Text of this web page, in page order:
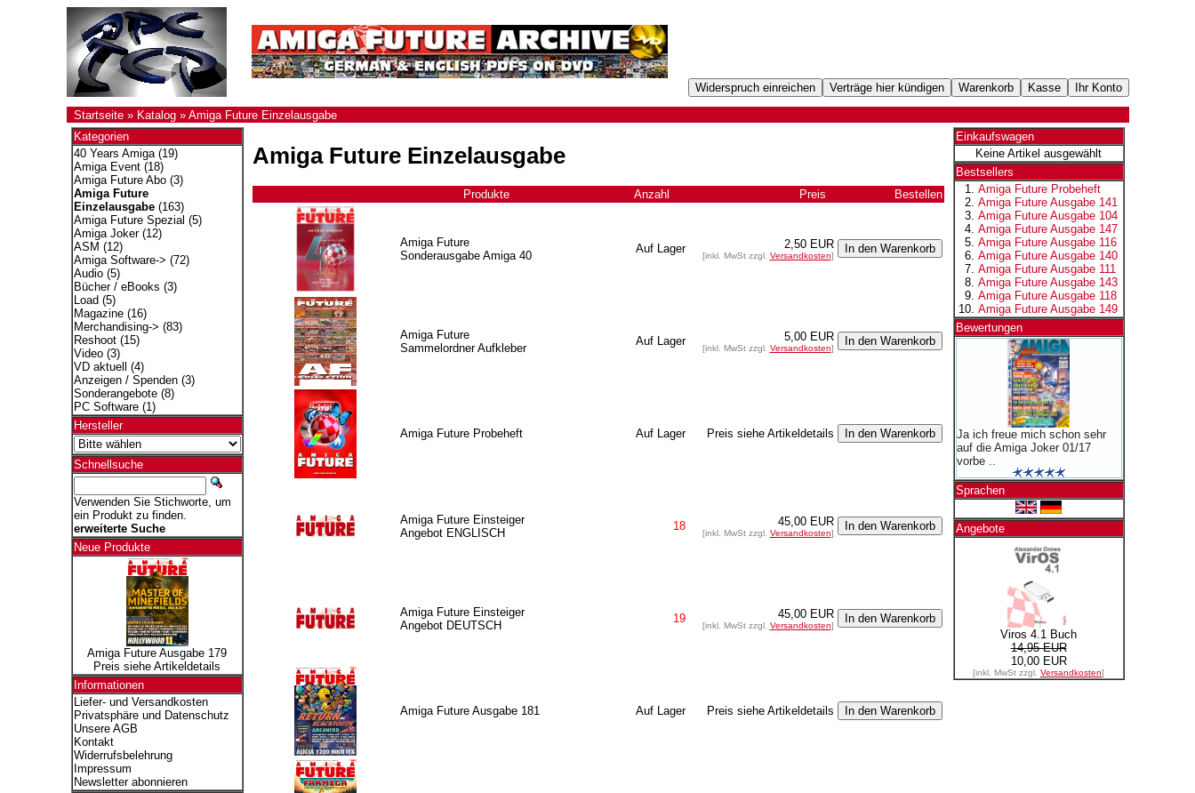
Startseite» Katalog» Amiga Future Einzelausgabe
Kategorien
40 Years Amiga(19)
Amiga Event(18)
Amiga Future Abo(3)
Amiga Future
Einzelausgabe(163)
Amiga Future Spezial (5)
Amiga Joker(12)
ASM (12)
Amiga Software-> (72)
Audio(5)
Bücher / eBooks (3)
Load (5)
Magazine(16)
Merchandising-> (83)
Reshoot(15)
Video(3)
VD aktuell
(4)
Anzeigen / Spenden(3)
Sonderangebote(8)
PC Software(1)
Hersteller
Schnellsuche
Verwenden Sie Stichworte, um
ein Produkt zu finden.
erweiterte Suche
Neue Produkte
Amiga Future Ausgabe 179
Preis siehe Artikeldetails
Informationen
Liefer- und Versandkosten
Privatsphäre und Datenschutz
Unsere AGB
Kontakt
Widerrufsbelehrung
Impressum
Newsletter abonnieren
Amiga Future Einzelausgabe
Produkte Anzahl Preis Bestellen
Amiga Future
Sonderausgabe Amiga 40
Auf Lager 2,50 EUR
[inkl. MwSt zzgl. Versandkosten]
Amiga Future
Sammelordner Aufkleber
Auf Lager 5,00 EUR
[inkl. MwSt zzgl. Versandkosten]
Amiga Future Probeheft Auf Lager Preis siehe Artikeldetails
Amiga Future Einsteiger
Angebot ENGLISCH
18 45,00 EUR
[inkl. MwSt zzgl. Versandkosten]
Amiga Future Einsteiger
Angebot DEUTSCH
19 45,00 EUR
[inkl. MwSt zzgl. Versandkosten]
Amiga Future Ausgabe 181 Auf Lager Preis siehe Artikeldetails
Einkaufswagen
Keine Artikel ausgewählt
Bestsellers
Amiga Future Probeheft
Amiga Future Ausgabe 141
Amiga Future Ausgabe 104
Amiga Future Ausgabe 147
Amiga Future Ausgabe 116
Amiga Future Ausgabe 140
Amiga Future Ausgabe 111
Amiga Future Ausgabe 143
Amiga Future Ausgabe 118
Amiga Future Ausgabe 149
Bewertungen
Ja ich freue mich schon sehr
auf die Amiga Joker 01/17
vorbe ..
Sprachen
Angebote
Viros 4.1 Buch
14,95 EUR
10,00 EUR
[inkl. MwSt zzgl. Versandkosten]